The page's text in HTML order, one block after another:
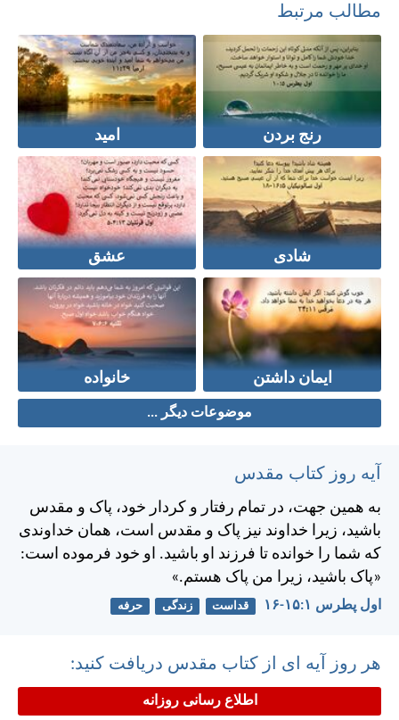
مطالب مرتبط
رنج بردن امید
شادی عشق
ایمان داشتن خانواده
موضوعات دیگر ...
آیه روز کتاب مقدس
به همين جهت، در تمام رفتار و كردار خود، پاک و مقدس
باشيد، زيرا خداوند نيز پاک و مقدس است، همان خداوندی
كه شما را خوانده تا فرزند او باشيد. او خود فرموده است:
«پاک باشيد، زيرا من پاک هستم.»
اول پطرس ۱:‏۱۵-‏۱۶ قداست زندگی حرفه
هر روز آیه ای از کتاب مقدس دریافت کنید:
اطلاع رسانی روزانه